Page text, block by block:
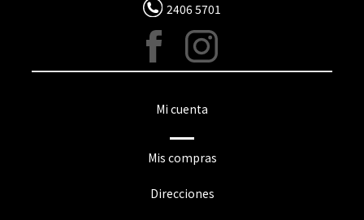
2406 5701
Mi cuenta
Mis compras
Direcciones